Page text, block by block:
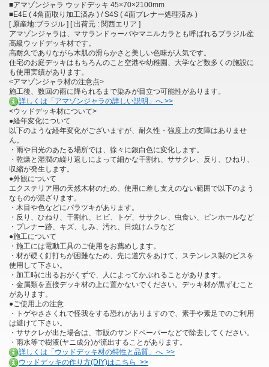
■アマゾンジャラ ウッドデッキ 45×70×2100mm
■E4E ( 4角面取り加工済み ) / S4S ( 4面プレナー処理済み )
[ 原産地:ブラジル ] [ 出荷元 : 関西エリア ]
アマゾンジャラは、マサランドゥーバやマニルカラとも呼ばれるブラジル産
高級ウッドデッキ材です。
高耐久でありながら木肌の滑らかさと美しい色味が人気です。
住宅のお庭デッキはもちろんのこと空港や幼稚園、大学など数多くの施設に
も使用実績があります。
<アマゾンジャラ材の注意点>
施工後、数回の雨に降られるまで染みが目立つ可能性があります。
詳しくは「アマゾンジャラの詳しい説明」へ >>
<ウッドデッキ材について>
●経年変化について
以下のような経年変化がございますが、耐久性・強度上の支障はありませ
ん。
・雨や日光のあたる場所では、徐々に銀白色に変化します。
・乾燥と湿潤の繰り返しによって細かな干割れ、ササクレ、反り、ひねり、
収縮が発生します。
●外観について
エクステリア用の天然木材のため、使用に差し支えのない範囲で以下のよう
なものが混ざります。
・木目や色などにバラツキがあります。
・反り、ひねり、干割れ、ヒビ、トゲ、ササクレ、虫食い、ピンホールなど
・プレナー跡、キズ、しみ、汚れ、日焼けムラなど
●施工について
・施工には電動工具のご使用をお薦めします。
・材が硬く釘打ちが困難なため、先に道穴をあけて、ステンレス製のビスを
使用して下さい。
・加工時に出るおがくずで、人によってかぶれることがあります。
・金属類を直接デッキ材の上に置かないでください。デッキ材が黒ずむこと
があります。
●ご使用上の注意
・トゲやささくれで怪我をする恐れがありますので、素手や素足でのご利用
は避けて下さい。
・ササクレが出た場合は、市販のサンドペーパーなどで除去してください。
・雨水等で樹液(ヤニ成分)が流出することがあります。
詳しくは「ウッドデッキ材の特性と品質」へ >>
ウッドデッキの作り方(DIY)はこちら >>